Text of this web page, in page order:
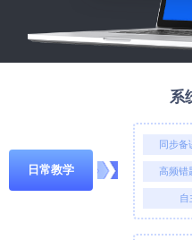
系
日常教学
同步备
高频错
自